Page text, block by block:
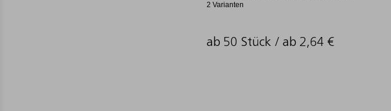
2 Varianten
ab 50 Stück / ab 2,64 €